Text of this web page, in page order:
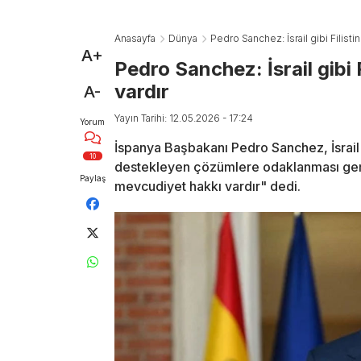
A+
A-
Yorum
10
Paylaş
Anasayfa Dünya Pedro Sanchez: İsrail gibi
Pedro Sanchez: İsrail
vardır
Yayın Tarihi: 12.05.2026 - 17:24
İspanya Başbakanı Pedro Sanchez,
destekleyen çözümlere odaklanması
mevcudiyet hakkı vardır" dedi.